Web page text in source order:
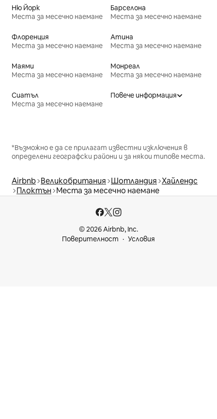
Ню Йорк
Места за месечно наемане
Барселона
Места за месечно наемане
Флоренция
Места за месечно наемане
Атина
Места за месечно наемане
Маями
Места за месечно наемане
Монреал
Места за месечно наемане
Сиатъл
Места за месечно наемане
Повече информация
*Възможно е да се прилагат известни изключения в
определени географски райони и за някои типове места.
Airbnb Великобритания Шотландия Хайлендс
Плоктън Места за месечно наемане
© 2026 Airbnb, Inc.
Поверителност
Условия